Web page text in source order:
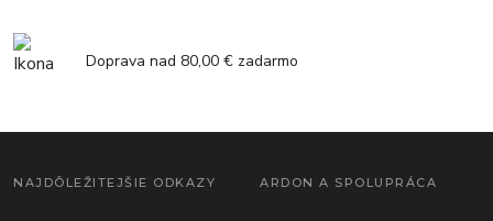
Doprava nad 80,00 € zadarmo
NAJDÔLEŽITEJŠIE ODKAZY ARDON A SPOLUPRÁCA